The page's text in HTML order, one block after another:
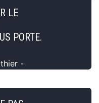
LE
PORTE.
-